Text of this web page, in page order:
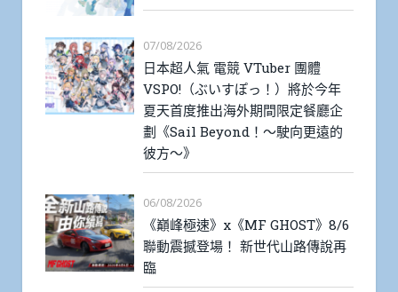
07/08/2026
日本超人氣 電競 VTuber 團體
VSPO!（ぶいすぽっ！）將於今年
夏天首度推出海外期間限定餐廳企
劃《Sail Beyond！～駛向更遠的
彼方～》
06/08/2026
《巔峰極速》x《MF GHOST》8/6
聯動震撼登場！ 新世代山路傳說再
臨